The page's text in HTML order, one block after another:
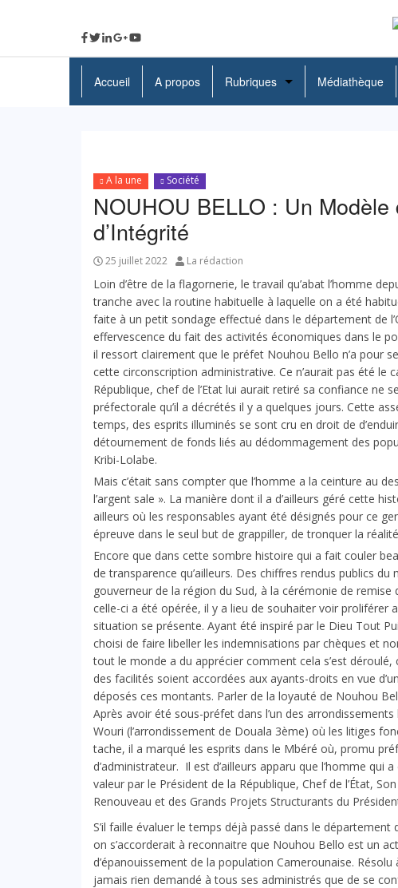
Accueil A propos Rubriques
Education
Santé
Culture
Médiathèque
A la une Société
NOUHOU BELLO : Un
d’Intégrité
25 juillet 2022 La rédaction
Loin d’être de la flagornerie, le travail qu’abat l’homme
tranche avec la routine habituelle à laquelle on a été
faite à un petit sondage effectué dans le département de
effervescence du fait des activités économiques dans le
il ressort clairement que le préfet Nouhou Bello n’a pour
cette circonscription administrative. Ce n’aurait pas été le
République, chef de l’Etat lui aurait retiré sa confiance ne
préfectorale qu’il a décrétés il y a quelques jours. Cette
temps, des esprits illuminés se sont cru en droit de
détournement de fonds liés au dédommagement des
Kribi-Lolabe.
Mais c’était sans compter que l’homme a la ceinture au
l’argent sale ». La manière dont il a d’ailleurs géré cette
ailleurs où les responsables ayant été désignés pour ce
épreuve dans le seul but de grappiller, de tronquer la
Encore que dans cette sombre histoire qui a fait couler
de transparence qu’ailleurs. Des chiffres rendus publics
gouverneur de la région du Sud, à la cérémonie de
celle-ci a été opérée, il y a lieu de souhaiter voir
situation se présente. Ayant été inspiré par le Dieu Tout
choisi de faire libeller les indemnisations par chèques et
tout le monde a du apprécier comment cela s’est
des facilités soient accordées aux ayants-droits en vue
déposés ces montants. Parler de la loyauté de Nouhou
Après avoir été sous-préfet dans l’un des
Wouri (l’arrondissement de Douala 3ème) où les litiges
tache, il a marqué les esprits dans le Mbéré où, promu
d’administrateur. Il est d’ailleurs apparu que l’homme qui
valeur par le Président de la République, Chef de l’État,
Renouveau et des Grands Projets Structurants du
S’il faille évaluer le temps déjà passé dans le
on s’accorderait à reconnaitre que Nouhou Bello est un
d’épanouissement de la population Camerounaise.
jamais rien demandé à tous ses administrés que de se